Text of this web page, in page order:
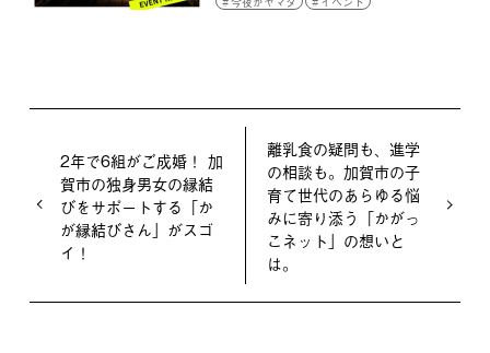
2年で6組がご成婚！ 加
賀市の独身男女の縁結
びをサポートする「か
が縁結びさん」がスゴ
イ！
離乳食の疑問も、進学
の相談も。加賀市の子
育て世代のあらゆる悩
みに寄り添う「かがっ
こネット」の想いと
は。